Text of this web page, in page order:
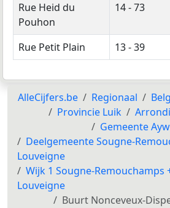
Rue Heid du
Pouhon
14 - 73
Rue Petit Plain 13 - 39
AlleCijfers.be Regionaal
Provincie Luik
Gemeente
Deelgemeente Sougne-
Louveigne
Wijk 1 Sougne-Remouchamps
Louveigne
Buurt Nonceveux-